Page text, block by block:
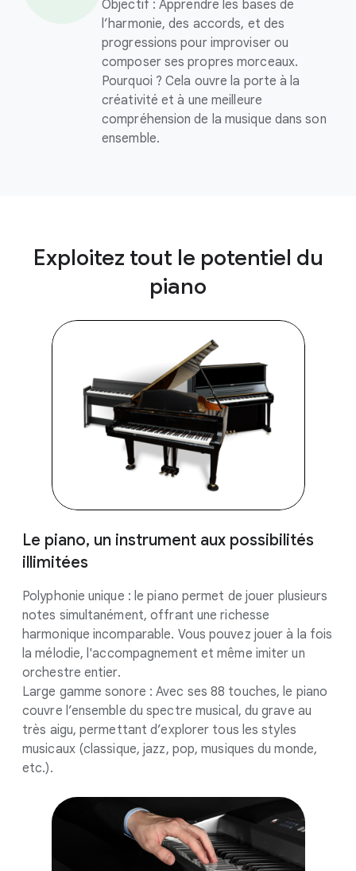
Objectif : Apprendre les bases de
l’harmonie, des accords, et des
progressions pour improviser ou
composer ses propres morceaux.
Pourquoi ? Cela ouvre la porte à la
créativité et à une meilleure
compréhension de la musique dans son
ensemble.
Exploitez tout le potentiel du
piano
Le piano, un instrument aux possibilités
illimitées
Polyphonie unique : le piano permet de jouer plusieurs
notes simultanément, offrant une richesse
harmonique incomparable. Vous pouvez jouer à la fois
la mélodie, l'accompagnement et même imiter un
orchestre entier.
Large gamme sonore : Avec ses 88 touches, le piano
couvre l’ensemble du spectre musical, du grave au
très aigu, permettant d’explorer tous les styles
musicaux (classique, jazz, pop, musiques du monde,
etc.).